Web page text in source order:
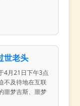
世老头
4月21日下午3点
不及待地在互联
噩梦吉斯、噩梦